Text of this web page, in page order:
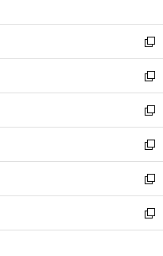
開
く
ウ
で
開
く
ン
ド
ウ
で
開
く
新
し
い
ウ
ィ
ン
ド
ウ
で
開
く
新
し
い
ウ
ィ
ン
ド
ウ
で
開
新
し
い
ウ
ィ
ン
ド
ウ
新
し
い
ウ
ィ
ン
新
し
い
ウ
新
し